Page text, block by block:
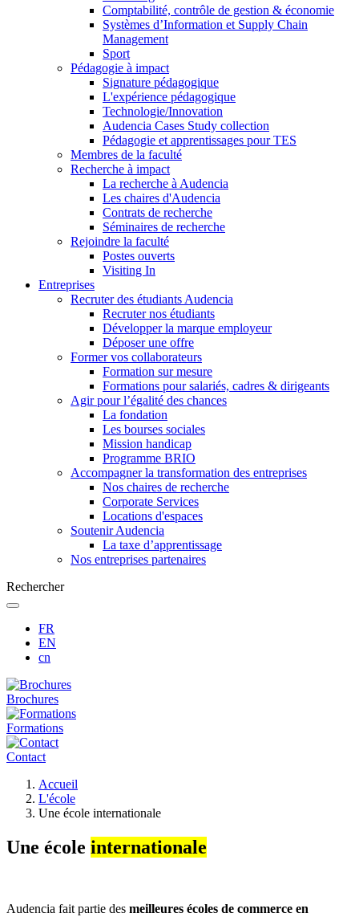
Comptabilité, contrôle de gestion & économie
Systèmes d’Information et Supply Chain
Management
Sport
Pédagogie à impact
Signature pédagogique
L'expérience pédagogique
Technologie/Innovation
Audencia Cases Study collection
Pédagogie et apprentissages pour TES
Membres de la faculté
Recherche à impact
La recherche à Audencia
Les chaires d'Audencia
Contrats de recherche
Séminaires de recherche
Rejoindre la faculté
Postes ouverts
Visiting In
Entreprises
Recruter des étudiants Audencia
Recruter nos étudiants
Développer la marque employeur
Déposer une offre
Former vos collaborateurs
Formation sur mesure
Formations pour salariés, cadres & dirigeants
Agir pour l’égalité des chances
La fondation
Les bourses sociales
Mission handicap
Programme BRIO
Accompagner la transformation des entreprises
Nos chaires de recherche
Corporate Services
Locations d'espaces
Soutenir Audencia
La taxe d’apprentissage
Nos entreprises partenaires
Rechercher
FR
EN
cn
Brochures
Formations
Contact
d'Ariane
Accueil
L'école
Une école internationale
Une école internationale
Audencia fait partie des meilleures écoles de commerce en